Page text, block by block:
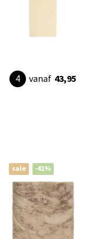
vanaf 43,95
sale -41%